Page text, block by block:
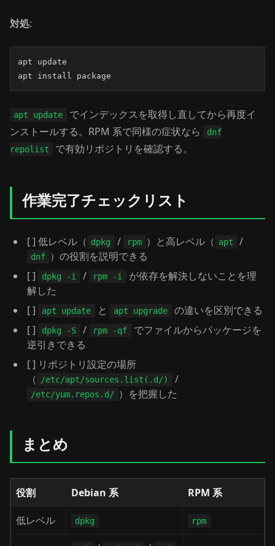
対処:
apt update
apt install package
apt update
でインデックスを取得し直してから再度イ
ンストールする。RPM 系で同様の症状なら
dnf
repolist
で有効リポジトリを確認する。
作業完了チェックリスト
[ ] 低レベル（ dpkg / rpm ）と高レベル（ apt /
dnf ）の役割を説明できる
[ ]
dpkg -i / rpm -i
が依存を解決しないことを理
解した
[ ]
apt update と apt upgrade
の違いを区別できる
[ ]
dpkg -S / rpm -qf
でファイルからパッケージを
逆引きできる
[ ] リポジトリ設定の場所
（
/etc/apt/sources.list(.d/) /
/etc/yum.repos.d/ ）を把握した
まとめ
役割 Debian 系 RPM 系
低レベル dpkg rpm